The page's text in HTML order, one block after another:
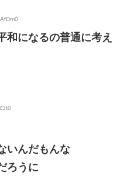
和になるの普通に考え
いんだもんな
ろうに